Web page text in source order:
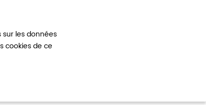
les données
cookies de ce